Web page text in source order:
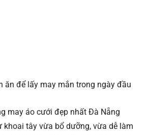
ăn để lấy may mắn trong ngày đầu
may áo cưới đẹp nhất Đà Nẵng
khoai tây vừa bổ dưỡng, vừa dễ làm